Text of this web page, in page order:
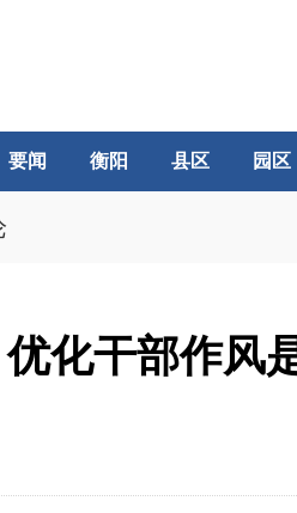
要闻 衡阳 县区 园区
优化干部作风